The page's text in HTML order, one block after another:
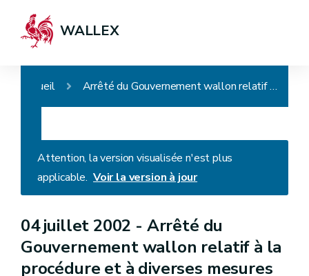
WALLEX
Accueil Arrêté du Gouvernement wallon relatif à la procédure et à diverses mesures d'exécution du décret du 11 mars 1999 relatif au permis d'environnement
Attention, la version visualisée n'est plus
applicable. Voir la version à jour
04 juillet 2002 - Arrêté du
Gouvernement wallon relatif à la
procédure et à diverses mesures